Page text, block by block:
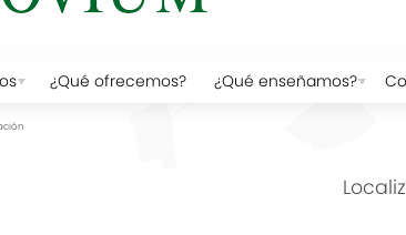
¿Qué ofrecemos? ¿Qué enseñamos?